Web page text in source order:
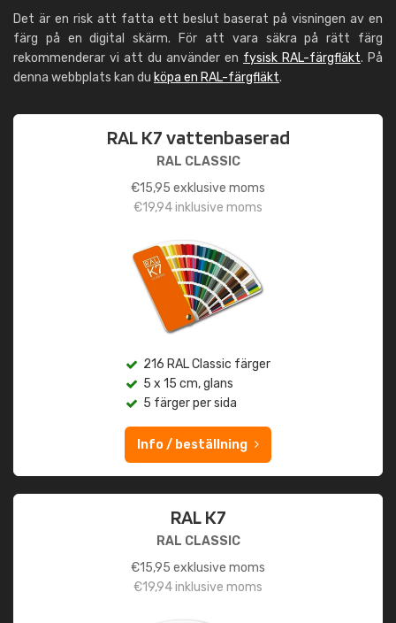
Det är en risk att fatta ett beslut baserat på visningen av en
färg på en digital skärm. För att vara säkra på rätt färg
rekommenderar vi att du använder en fysisk RAL-färgfläkt. På
denna webbplats kan du köpa en RAL-färgfläkt.
RAL K7 vattenbaserad
RAL CLASSIC
€15,95 exklusive moms
€19,94inklusive moms
216 RAL Classic färger
5 x 15 cm, glans
5 färger per sida
Info / beställning
RAL K7
RAL CLASSIC
€15,95 exklusive moms
€19,94inklusive moms